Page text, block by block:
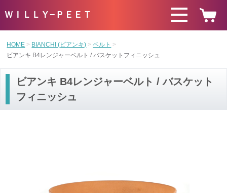
ＷＩＬＬＹ−ＰＥＥＴ
HOME BIANCHI (ビアンキ)
ベルト
ビアンキ B4レンジャーベルト / バスケットフィニッシュ
ビアンキ B4レンジャーベルト / バスケット
フィニッシュ